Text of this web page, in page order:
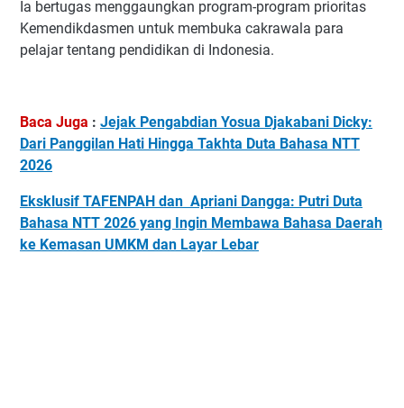
Ia bertugas menggaungkan program-program prioritas
Kemendikdasmen untuk membuka cakrawala para
pelajar tentang pendidikan di Indonesia.
Baca Juga : Jejak Pengabdian Yosua Djakabani Dicky:
Dari Panggilan Hati Hingga Takhta Duta Bahasa NTT
2026
Eksklusif TAFENPAH dan Apriani Dangga: Putri Duta
Bahasa NTT 2026 yang Ingin Membawa Bahasa Daerah
ke Kemasan UMKM dan Layar Lebar